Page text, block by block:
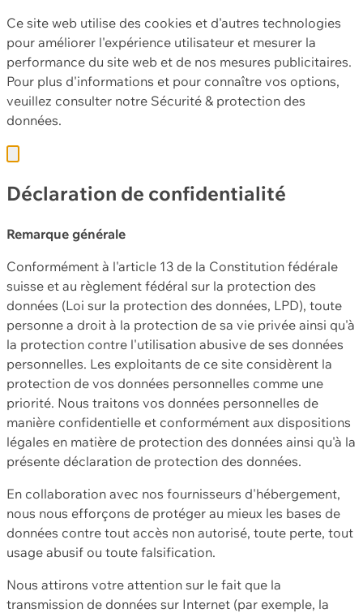
Ce site web utilise des cookies et d'autres technologies
pour améliorer l'expérience utilisateur et mesurer la
performance du site web et de nos mesures publicitaires.
Pour plus d'informations et pour connaître vos options,
veuillez consulter notre Sécurité & protection des
données.
Déclaration de confidentialité
Remarque générale
Conformément à l'article 13 de la Constitution fédérale
suisse et au règlement fédéral sur la protection des
données (Loi sur la protection des données, LPD), toute
personne a droit à la protection de sa vie privée ainsi qu'à
la protection contre l'utilisation abusive de ses données
personnelles. Les exploitants de ce site considèrent la
protection de vos données personnelles comme une
priorité. Nous traitons vos données personnelles de
manière confidentielle et conformément aux dispositions
légales en matière de protection des données ainsi qu'à la
présente déclaration de protection des données.
En collaboration avec nos fournisseurs d'hébergement,
nous nous efforçons de protéger au mieux les bases de
données contre tout accès non autorisé, toute perte, tout
usage abusif ou toute falsification.
Nous attirons votre attention sur le fait que la
transmission de données sur Internet (par exemple, la